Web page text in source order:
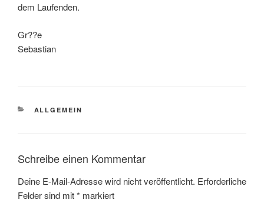
dem Laufenden.
Gr??e
Sebastian
KATEGORIEN
ALLGEMEIN
Schreibe einen Kommentar
Deine E-Mail-Adresse wird nicht veröffentlicht. Erforderliche
Felder sind mit* markiert